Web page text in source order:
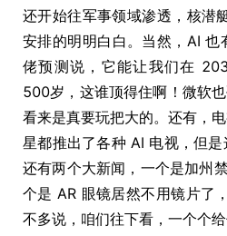
还开始往军事领域渗透，核潜
安排的明明白白。当然，AI 也
佬预测说，它能让我们在
500岁，这谁顶得住啊！微软
看来是真要玩把大的。还有，
星都推出了各种 AI 电视，但是
还有两个大新闻，一个是加州
个是 AR 眼镜居然不用镜片了
不多说，咱们往下看，一个个给